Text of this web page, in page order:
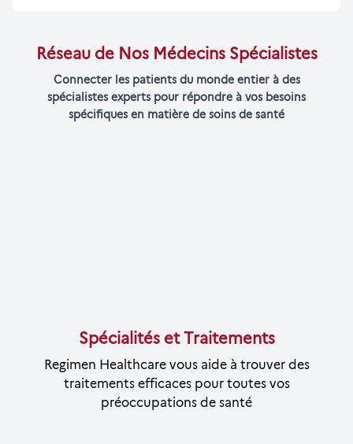
Réseau de Nos Médecins Spécialistes
Connecter les patients du monde entier à des
spécialistes experts pour répondre à vos besoins
spécifiques en matière de soins de santé
Spécialités et Traitements
Regimen Healthcare vous aide à trouver des
traitements efficaces pour toutes vos
préoccupations de santé